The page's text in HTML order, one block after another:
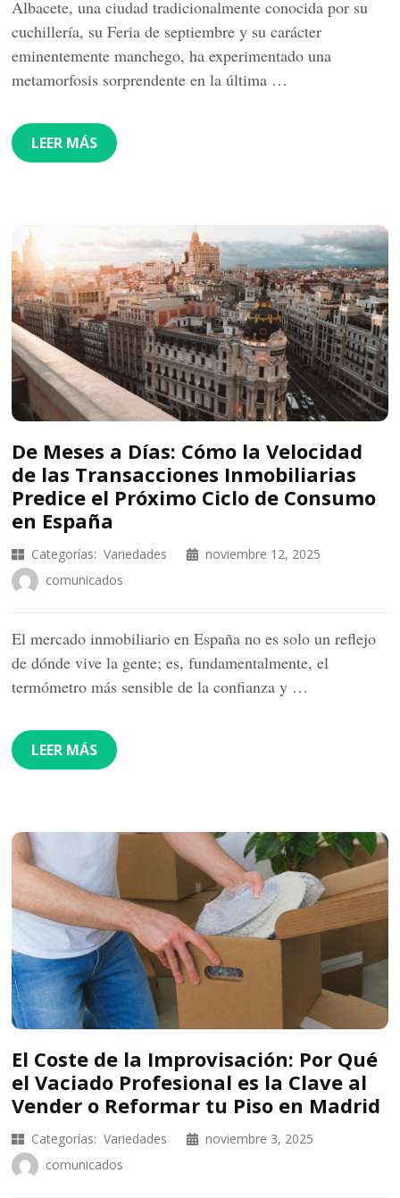
Albacete, una ciudad tradicionalmente conocida por su
cuchillería, su Feria de septiembre y su carácter
eminentemente manchego, ha experimentado una
metamorfosis sorprendente en la última …
LEER MÁS
De Meses a Días: Cómo la Velocidad
de las Transacciones Inmobiliarias
Predice el Próximo Ciclo de Consumo
en España
Categorías: Variedades
noviembre 12, 2025
comunicados
El mercado inmobiliario en España no es solo un reflejo
de dónde vive la gente; es, fundamentalmente, el
termómetro más sensible de la confianza y …
LEER MÁS
El Coste de la Improvisación: Por Qué
el Vaciado Profesional es la Clave al
Vender o Reformar tu Piso en Madrid
Categorías: Variedades
noviembre 3, 2025
comunicados